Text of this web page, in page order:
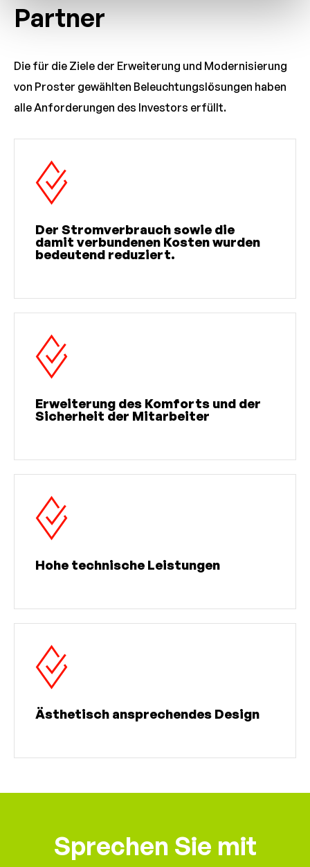
Partner
Die für die Ziele der Erweiterung und Modernisierung
von Proster gewählten Beleuchtungslösungen haben
alle Anforderungen des Investors erfüllt.
Der Stromverbrauch sowie die
damit verbundenen Kosten wurden
bedeutend reduziert.
Erweiterung des Komforts und der
Sicherheit der Mitarbeiter
Hohe technische Leistungen
Ästhetisch ansprechendes Design
Sprechen Sie mit